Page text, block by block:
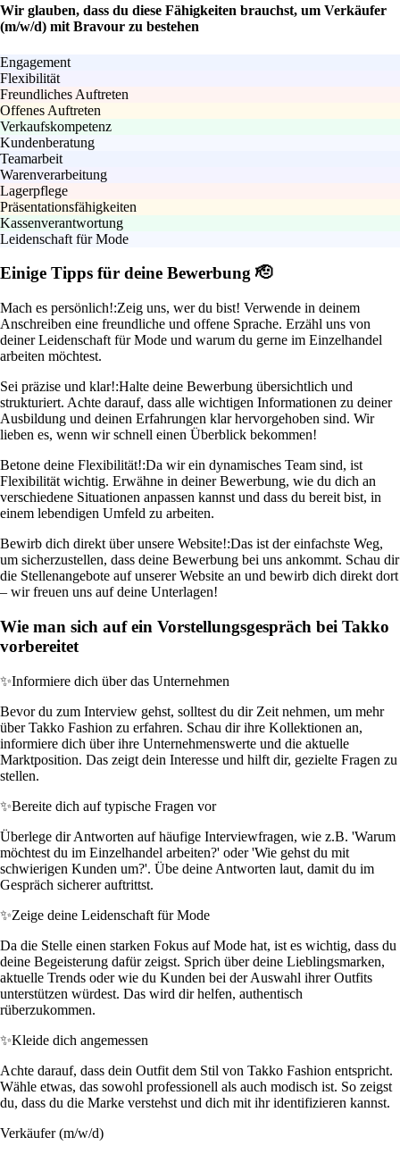
Wir glauben, dass du diese Fähigkeiten brauchst, um Verkäufer
(m/w/d) mit Bravour zu bestehen
Engagement
Flexibilität
Freundliches Auftreten
Offenes Auftreten
Verkaufskompetenz
Kundenberatung
Teamarbeit
Warenverarbeitung
Lagerpflege
Präsentationsfähigkeiten
Kassenverantwortung
Leidenschaft für Mode
Einige Tipps für deine Bewerbung 🫡
Mach es persönlich!:Zeig uns, wer du bist! Verwende in deinem
Anschreiben eine freundliche und offene Sprache. Erzähl uns von
deiner Leidenschaft für Mode und warum du gerne im Einzelhandel
arbeiten möchtest.
Sei präzise und klar!:Halte deine Bewerbung übersichtlich und
strukturiert. Achte darauf, dass alle wichtigen Informationen zu deiner
Ausbildung und deinen Erfahrungen klar hervorgehoben sind. Wir
lieben es, wenn wir schnell einen Überblick bekommen!
Betone deine Flexibilität!:Da wir ein dynamisches Team sind, ist
Flexibilität wichtig. Erwähne in deiner Bewerbung, wie du dich an
verschiedene Situationen anpassen kannst und dass du bereit bist, in
einem lebendigen Umfeld zu arbeiten.
Bewirb dich direkt über unsere Website!:Das ist der einfachste Weg,
um sicherzustellen, dass deine Bewerbung bei uns ankommt. Schau dir
die Stellenangebote auf unserer Website an und bewirb dich direkt dort
– wir freuen uns auf deine Unterlagen!
Wie man sich auf ein Vorstellungsgespräch bei Takko
vorbereitet
✨Informiere dich über das Unternehmen
Bevor du zum Interview gehst, solltest du dir Zeit nehmen, um mehr
über Takko Fashion zu erfahren. Schau dir ihre Kollektionen an,
informiere dich über ihre Unternehmenswerte und die aktuelle
Marktposition. Das zeigt dein Interesse und hilft dir, gezielte Fragen zu
stellen.
✨Bereite dich auf typische Fragen vor
Überlege dir Antworten auf häufige Interviewfragen, wie z.B. 'Warum
möchtest du im Einzelhandel arbeiten?' oder 'Wie gehst du mit
schwierigen Kunden um?'. Übe deine Antworten laut, damit du im
Gespräch sicherer auftrittst.
✨Zeige deine Leidenschaft für Mode
Da die Stelle einen starken Fokus auf Mode hat, ist es wichtig, dass du
deine Begeisterung dafür zeigst. Sprich über deine Lieblingsmarken,
aktuelle Trends oder wie du Kunden bei der Auswahl ihrer Outfits
unterstützen würdest. Das wird dir helfen, authentisch
rüberzukommen.
✨Kleide dich angemessen
Achte darauf, dass dein Outfit dem Stil von Takko Fashion entspricht.
Wähle etwas, das sowohl professionell als auch modisch ist. So zeigst
du, dass du die Marke verstehst und dich mit ihr identifizieren kannst.
Verkäufer (m/w/d)